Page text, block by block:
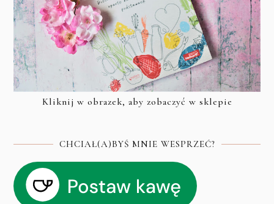
Kliknij w obrazek, aby zobaczyć w sklepie
CHCIAŁ(A)BYŚ MNIE WESPRZEĆ?